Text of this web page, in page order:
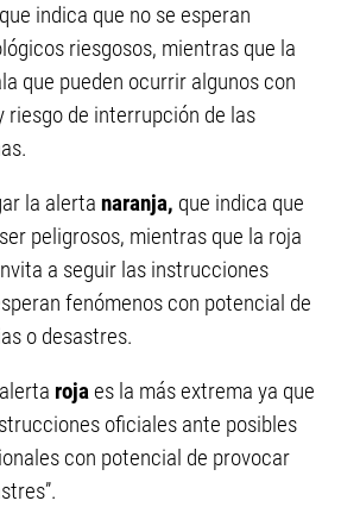
indica que no se esperan
riesgosos, mientras que la
que pueden ocurrir algunos con
riesgo de interrupción de las
la alerta naranja, que indica que
peligrosos, mientras que la roja
a seguir las instrucciones
fenómenos con potencial de
o desastres.
rojaes la más extrema ya que
oficiales ante posibles
con potencial de provocar